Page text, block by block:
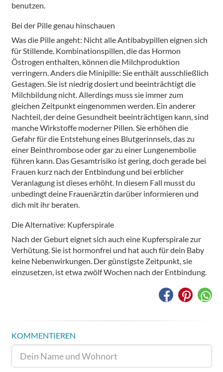
benutzen.
Bei der Pille genau hinschauen
Was die Pille angeht: Nicht alle Antibabypillen eignen sich
für Stillende. Kombinationspillen, die das Hormon
Östrogen enthalten, können die Milchproduktion
verringern. Anders die Minipille: Sie enthält ausschließlich
Gestagen. Sie ist niedrig dosiert und beeinträchtigt die
Milchbildung nicht. Allerdings muss sie immer zum
gleichen Zeitpunkt eingenommen werden. Ein anderer
Nachteil, der deine Gesundheit beeinträchtigen kann, sind
manche Wirkstoffe moderner Pillen. Sie erhöhen die
Gefahr für die Entstehung eines Blutgerinnsels, das zu
einer Beinthrombose oder gar zu einer Lungenembolie
führen kann. Das Gesamtrisiko ist gering, doch gerade bei
Frauen kurz nach der Entbindung und bei erblicher
Veranlagung ist dieses erhöht. In diesem Fall musst du
unbedingt deine Frauenärztin darüber informieren und
dich mit ihr beraten.
Die Alternative: Kupferspirale
Nach der Geburt eignet sich auch eine Kupferspirale zur
Verhütung. Sie ist hormonfrei und hat auch für dein Baby
keine Nebenwirkungen. Der günstigste Zeitpunkt, sie
einzusetzen, ist etwa zwölf Wochen nach der Entbindung.
KOMMENTIEREN